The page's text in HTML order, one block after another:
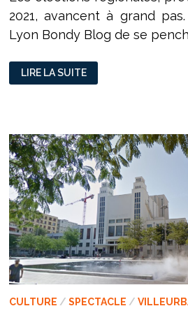
2021, avancent à grand
Lyon Bondy Blog de se
INTERVIEW
DE
JEAN-
BILAN
RÉGIONAL
À
BOURG-
EN-
BRESSE
LIRE LA SUITE
CULTURE / SPECTACLE /